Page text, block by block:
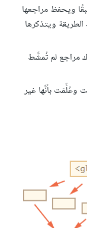
ويحفظ مراجعها
ويتذكرها
مراجع لم تُمشَّط
وعُلِّمَت بأنَّها غير